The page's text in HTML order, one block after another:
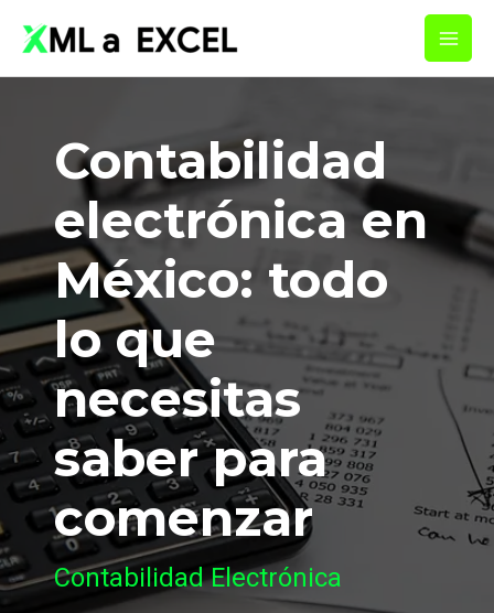
contenido
Main
Contabilidad
electrónica en
México: todo
lo que
necesitas
saber para
comenzar
Contabilidad Electrónica